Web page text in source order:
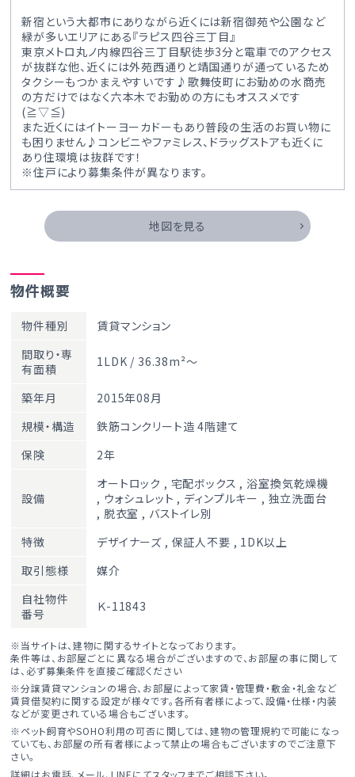
新宿という大都市にありながら近くには新宿御苑や公園など
緑が多いエリアにある『ラピス四谷三丁目』
東京メトロ丸ノ内線四谷三丁目駅徒歩3分と電車でのアクセス
が抜群な他、近くには外苑西通りと靖国通りが通っているため
タクシーもつかまえやすいです♪歌舞伎町にお勤めの水商売
の方だけではなく六本木でお勤めの方にもオススメです
(≧▽≦)
また近くにはイトーヨーカドーもあり普段の生活のお買い物に
も困りません♪コンビニやファミレス、ドラッグストアも近くに
あり住環境は抜群です！
※住戸により募集条件が異なります。
地図を見る
物件概要
物件種別
賃貸マンション
間取り・専
有面積
1LDK / 36.38m²～
築年月
2015年08月
規模・構造
鉄筋コンクリート造 4階建て
保険
2年
設備
オートロック , 宅配ボックス , 浴室換気乾燥機
, ウォシュレット , ディンプルキー , 独立洗面台
, 脱衣室 , バストイレ別
特徴
デザイナーズ , 保証人不要 , 1DK以上
取引態様
媒介
自社物件
番号
Ｋ-11843
※当サイトは、建物に関するサイトとなっております。
条件等は、お部屋ごとに異なる場合がございますので、お部屋の事に関して
は、必ず募集条件を直接ご確認ください
※分譲賃貸マンションの場合、お部屋によって家賃・管理費・敷金・礼金など
賃貸借契約に関する設定が様々です。各所有者様によって、設備・仕様・内装
などが変更されている場合もございます。
※ペット飼育やSOHO利用の可否に関しては、建物の管理規約で可能になっ
ていても、お部屋の所有者様によって禁止の場合もございますのでご注意下
さい。
詳細はお電話、メール、LINEにてスタッフまでご相談下さい。